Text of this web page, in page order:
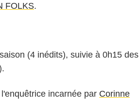
FOLKS.
(4 inédits), suivie à 0h15 des
incarnée par Corinne